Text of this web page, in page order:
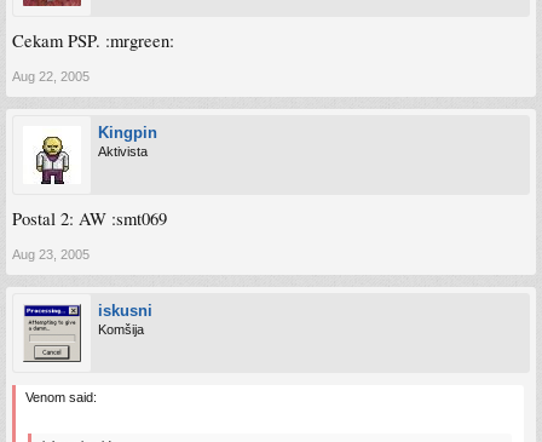
Cekam PSP. :mrgreen:
Aug 22, 2005
Kingpin
Aktivista
Postal 2: AW :smt069
Aug 23, 2005
iskusni
Komšija
Venom said: